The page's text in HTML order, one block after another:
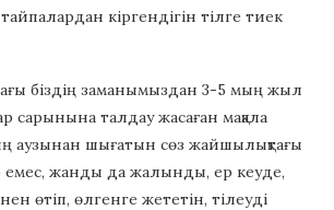
кіргендігін тілге тиек
біздің заманымыздан 3-5 мың жыл
сарынына талдау жасаған мақала
аузынан шығатын сөз жайшылықтағы
емес, жанды да жалынды, ер кеуде,
өтіп, өлгенге жететін, тілеуді